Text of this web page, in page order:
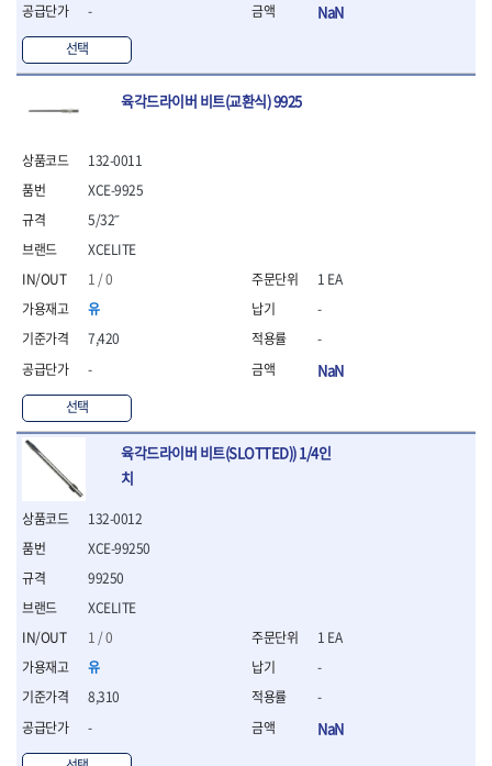
- 사각비트
- 토크드라이버
- 포지비트소켓
플라이어,몽키,스패너
- 편구스패너
- 플라이어
- 니퍼
- 롱노우즈
- 스냅링플라이어
- 그룹조인트플라이어
- 케이블커터
- 바이스플라이어
- 옵셋렌치
- 공구함세트
- 콤비네이션렌치
- 양구스패너
- 라쳇콤비네이션렌치
- 라쳇옵셋렌치
- 콤비네이션렌치세트
- 양구스패너세트
- 옵셋렌치세트
- 라쳇콤비네이션렌치세
- 몽키스패너
- 라쳇콤비네이션세트
- 라쳇렌치
-
선택
NaN
육각드라이버 비트(교환식) 9925
132-0011
XCELITE
1 / 0
유
7,420
-
선택
XCE-9925
5/32˝
1 EA
-
-
NaN
육각드라이버 비트(SLOTTED)) 1/4인
치
132-0012
XCELITE
1 / 0
유
8,310
-
XCE-99250
99250
1 EA
-
-
NaN